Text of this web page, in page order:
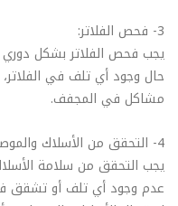
3- فحص الفلاتر:
يجب فحص الفلاتر بشكل
حال وجود أي تلف في
مشاكل في المجفف.
4- التحقق من الأسلاك والموصلات:
يجب التحقق من سلامة
عدم وجود أي تلف أو تشقق